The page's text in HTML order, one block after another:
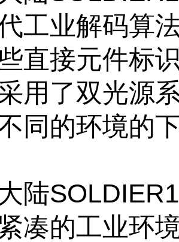
工业解码算
直接元件标
用了双光源
同的环境的
陆
凑的工业环